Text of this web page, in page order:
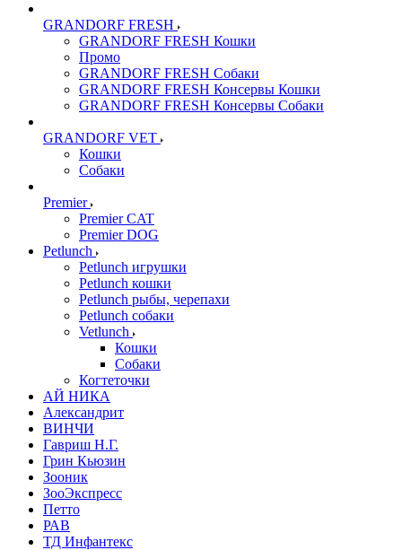
GRANDORF FRESH
GRANDORF FRESH Кошки
Промо
GRANDORF FRESH Собаки
GRANDORF FRESH Консервы Кошки
GRANDORF FRESH Консервы Собаки
GRANDORF VET
Кошки
Собаки
Premier
Premier CAT
Premier DOG
Petlunch
Petlunch игрушки
Petlunch кошки
Petlunch рыбы, черепахи
Petlunch собаки
Vetlunch
Кошки
Собаки
Когтеточки
АЙ НИКА
Александрит
ВИНЧИ
Гавриш Н.Г.
Грин Кьюзин
Зооник
ЗооЭкспресс
Петто
РАВ
ТД Инфантекс